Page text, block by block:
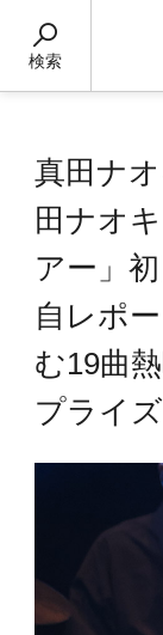
検索
真田ナ
田ナオ
アー」
自レポ
む19曲
プライ